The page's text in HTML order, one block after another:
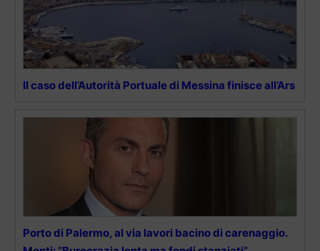
Il caso dell’Autorità Portuale di Messina finisce all’Ars
Porto di Palermo, al via lavori bacino di carenaggio.